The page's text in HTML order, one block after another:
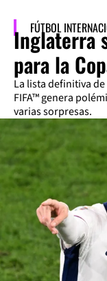
FÚTBOL
Inglaterra
para la
La lista definitiva
FIFA™ genera
varias sorpresas.